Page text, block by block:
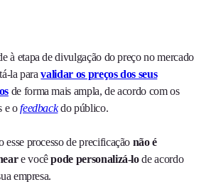
à etapa de divulgação do preço no mercado
la para validar os preços dos seus
de forma mais ampla, de acordo com os
e o feedback do público.
processo de precificação não é
e vocêpode personalizá-lode acordo
empresa.